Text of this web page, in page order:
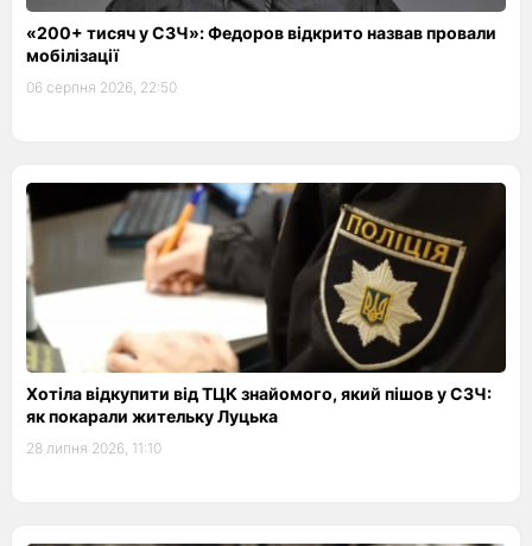
«200+ тисяч у СЗЧ»: Федоров відкрито назвав провали
мобілізації
06 серпня 2026, 22:50
Хотіла відкупити від ТЦК знайомого, який пішов у СЗЧ:
як покарали жительку Луцька
28 липня 2026, 11:10